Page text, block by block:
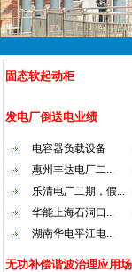
固态软起动柜
发电厂倒送电业绩
电容器负载设备
惠州丰达电厂二...
乐清电厂二期，假...
华能上海石洞口...
湖南华电平江电...
无功补偿谐波治理应用